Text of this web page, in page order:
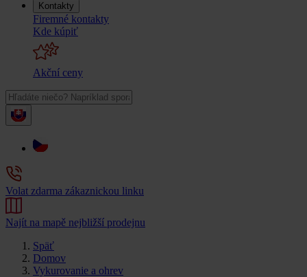
Kontakty
Firemné kontakty
Kde kúpiť
Akční ceny
Volat zdarma zákaznickou linku
Najít na mapě nejbližší prodejnu
Späť
Domov
Vykurovanie a ohrev